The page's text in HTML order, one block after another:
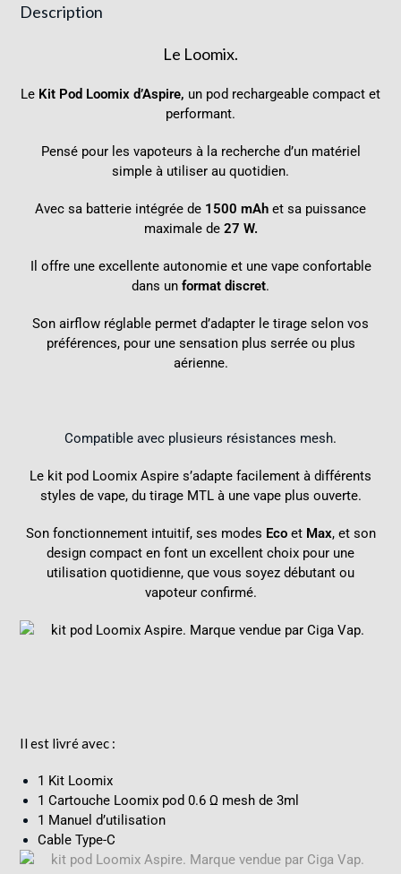
Description
Le Loomix.
Le Kit Pod Loomix d’Aspire, un pod rechargeable compact et
performant.
Pensé pour les vapoteurs à la recherche d’un matériel
simple à utiliser au quotidien.
Avec sa batterie intégrée de 1500 mAh et sa puissance
maximale de 27 W.
Il offre une excellente autonomie et une vape confortable
dans un format discret.
Son airflow réglable permet d’adapter le tirage selon vos
préférences, pour une sensation plus serrée ou plus
aérienne.
Compatible avec plusieurs résistances mesh.
Le kit pod Loomix Aspire s’adapte facilement à différents
styles de vape, du tirage MTL à une vape plus ouverte.
Son fonctionnement intuitif, ses modes Ecoet Max, et son
design compact en font un excellent choix pour une
utilisation quotidienne, que vous soyez débutant ou
vapoteur confirmé.
Il est livré avec :
1 Kit Loomix
1 Cartouche Loomix pod 0.6 Ω mesh de 3ml
1 Manuel d’utilisation
Cable Type-C